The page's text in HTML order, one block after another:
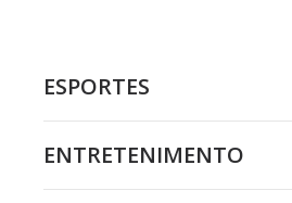
ESPORTES
ENTRETENIMENTO